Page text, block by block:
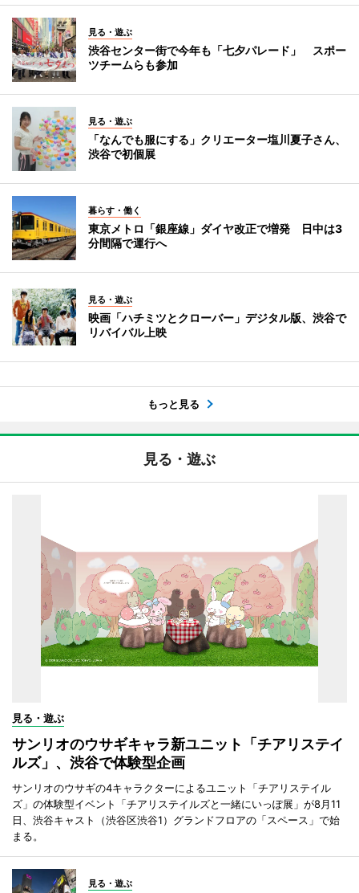
見る・遊ぶ
渋谷センター街で今年も「七夕パレード」 スポー
ツチームらも参加
見る・遊ぶ
「なんでも服にする」クリエーター塩川夏子さん、
渋谷で初個展
暮らす・働く
東京メトロ「銀座線」ダイヤ改正で増発 日中は3
分間隔で運行へ
見る・遊ぶ
映画「ハチミツとクローバー」デジタル版、渋谷で
リバイバル上映
もっと見る
見る・遊ぶ
見る・遊ぶ
サンリオのウサギキャラ新ユニット「チアリステイ
ルズ」、渋谷で体験型企画
サンリオのウサギの4キャラクターによるユニット「チアリステイル
ズ」の体験型イベント「チアリステイルズと一緒にいっぽ展」が8月11
日、渋谷キャスト（渋谷区渋谷1）グランドフロアの「スペース」で始
まる。
見る・遊ぶ